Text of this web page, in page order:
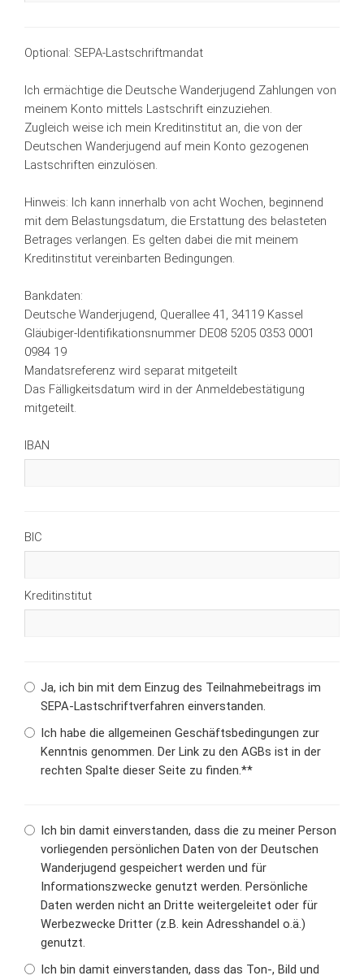
Optional: SEPA-Lastschriftmandat
Ich ermächtige die Deutsche Wanderjugend Zahlungen von
meinem Konto mittels Lastschrift einzuziehen.
Zugleich weise ich mein Kreditinstitut an, die von der
Deutschen Wanderjugend auf mein Konto gezogenen
Lastschriften einzulösen.
Hinweis: Ich kann innerhalb von acht Wochen, beginnend
mit dem Belastungsdatum, die Erstattung des belasteten
Betrages verlangen. Es gelten dabei die mit meinem
Kreditinstitut vereinbarten Bedingungen.
Bankdaten:
Deutsche Wanderjugend, Querallee 41, 34119 Kassel
Gläubiger-Identifikationsnummer DE08 5205 0353 0001
0984 19
Mandatsreferenz wird separat mitgeteilt
Das Fälligkeitsdatum wird in der Anmeldebestätigung
mitgeteilt.
IBAN
BIC
Kreditinstitut
Ja, ich bin mit dem Einzug des Teilnahmebeitrags im
SEPA-Lastschriftverfahren einverstanden.
Ich habe die allgemeinen Geschäftsbedingungen zur
Kenntnis genommen. Der Link zu den AGBs ist in der
rechten Spalte dieser Seite zu finden.**
Ich bin damit einverstanden, dass die zu meiner Person
vorliegenden persönlichen Daten von der Deutschen
Wanderjugend gespeichert werden und für
Informationszwecke genutzt werden. Persönliche
Daten werden nicht an Dritte weitergeleitet oder für
Werbezwecke Dritter (z.B. kein Adresshandel o.ä.)
genutzt.
Ich bin damit einverstanden, dass das Ton-, Bild und